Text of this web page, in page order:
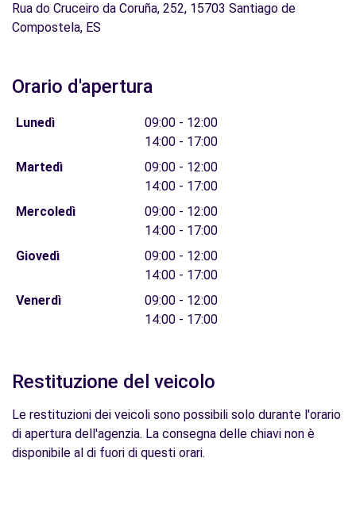
Rua do Cruceiro da Coruña, 252, 15703 Santiago de
Compostela, ES
Orario d'apertura
Lunedì
09:00 - 12:00
14:00 - 17:00
Martedì
09:00 - 12:00
14:00 - 17:00
Mercoledì
09:00 - 12:00
14:00 - 17:00
Giovedì
09:00 - 12:00
14:00 - 17:00
Venerdì
09:00 - 12:00
14:00 - 17:00
Restituzione del veicolo
Le restituzioni dei veicoli sono possibili solo durante l'orario
di apertura dell'agenzia. La consegna delle chiavi non è
disponibile al di fuori di questi orari.